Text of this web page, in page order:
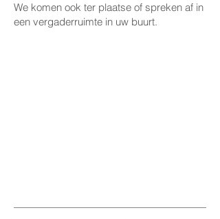
We komen ook ter plaatse of spreken af in
een vergaderruimte in uw buurt.